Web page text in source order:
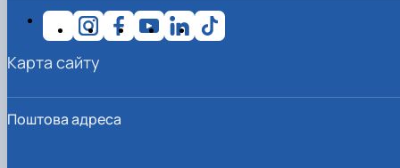
Поштова адреса
Карта сайту